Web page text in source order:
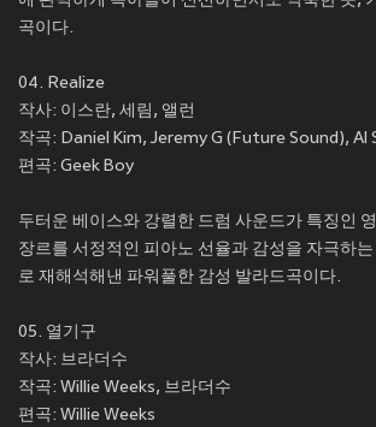
곡이다.
04. Realize
작사: 이스란, 세림, 앨런
작곡: Daniel Kim, Jeremy G (Future Sound),
편곡: Geek Boy
두터운 베이스와 강렬한 드럼 사운드가 특징인
장르를 서정적인 피아노 선율과 감성을 자극하는
로 재해석해낸 파워풀한 감성 발라드곡이다.
05. 열기구
작사: 브라더수
작곡: Willie Weeks, 브라더수
편곡: Willie Weeks